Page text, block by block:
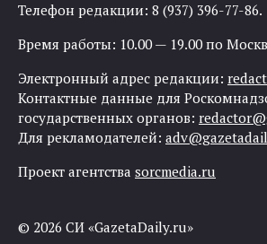
Телефон редакции: 8 (937) 396-77-86.
Время работы: 10.00 — 19.00 по
Электронный адрес редакции:
Контактные данные для
государственных органов:
Для рекламодателей:
Проект агентства sorcmedia.ru
© 2026 СИ «GazetaDaily.ru»